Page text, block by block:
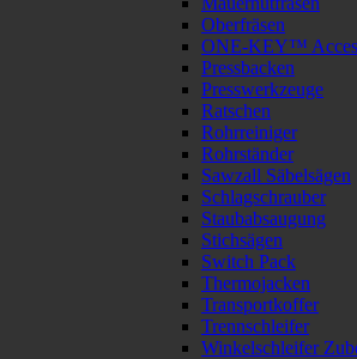
Oberfräsen
ONE-KEY™
Pressbacken
Presswerkzeuge
Ratschen
Rohrreiniger
Rohrständer
Sawzall Säbelsägen
Schlagschrauber
Staubabsaugung
Stichsägen
Switch Pack
Thermojacken
Transportkoffer
Trennschleifer
Winkelschleifer